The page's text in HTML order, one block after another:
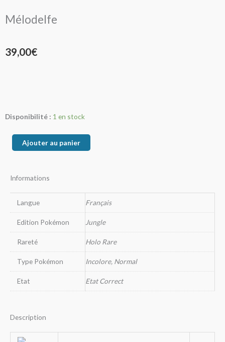
Mélodelfe
39,00€
Disponibilité : 1 en stock
quantité
MélodelfeAjouter au panier
Informations
Langue Français
Edition Pokémon Jungle
Rareté Holo Rare
Type Pokémon Incolore, Normal
Etat Etat Correct
Description